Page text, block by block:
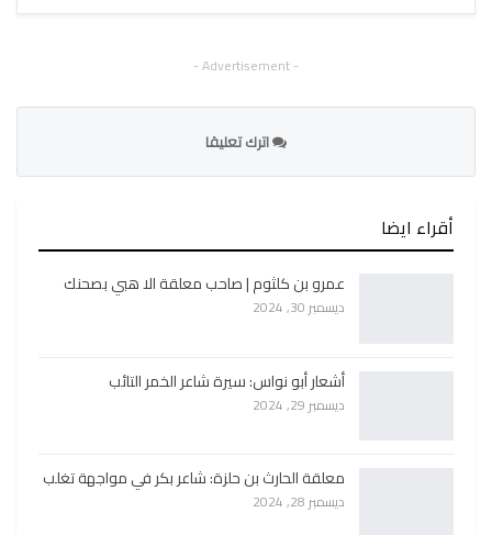
- Advertisement -
اترك تعليقا
أقراء ايضا
عمرو بن كلثوم | صاحب معلقة الا هبي بصحنك
ديسمبر 30, 2024
أشعار أبو نواس: سيرة شاعر الخمر التائب
ديسمبر 29, 2024
معلقة الحارث بن حلزة: شاعر بكر في مواجهة تغلب
ديسمبر 28, 2024